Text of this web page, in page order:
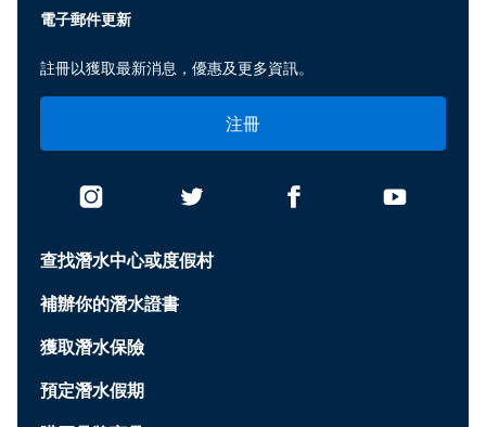
查找潛水中心或度假村
補辦你的潛水證書
獲取潛水保險
預定潛水假期
電子郵件更新
註冊以獲取最新消息，優惠及更多資訊。
注冊